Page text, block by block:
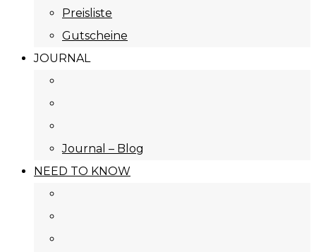
Preisliste
Gutscheine
JOURNAL
Journal – Blog
NEED TO KNOW